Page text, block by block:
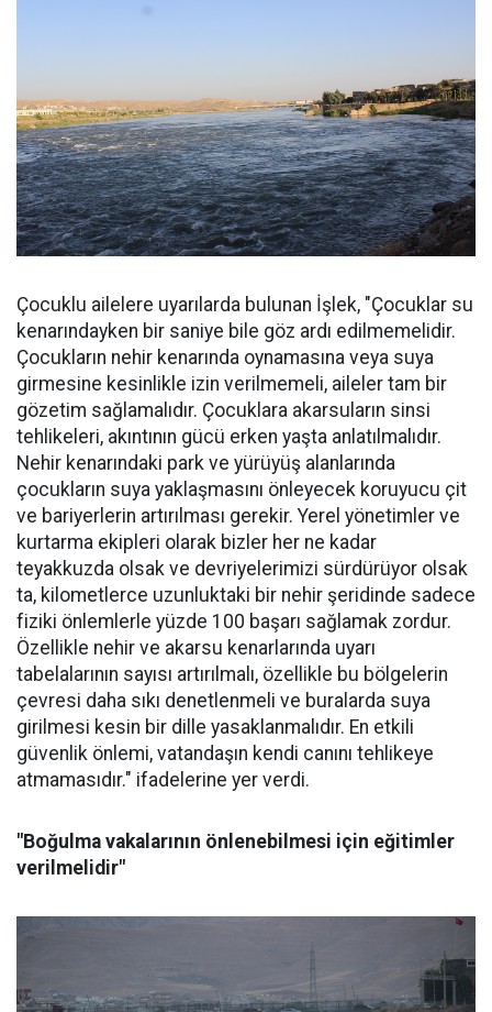
Çocuklu ailelere uyarılarda bulunan İşlek, "Çocuklar su
kenarındayken bir saniye bile göz ardı edilmemelidir.
Çocukların nehir kenarında oynamasına veya suya
girmesine kesinlikle izin verilmemeli, aileler tam bir
gözetim sağlamalıdır. Çocuklara akarsuların sinsi
tehlikeleri, akıntının gücü erken yaşta anlatılmalıdır.
Nehir kenarındaki park ve yürüyüş alanlarında
çocukların suya yaklaşmasını önleyecek koruyucu çit
ve bariyerlerin artırılması gerekir. Yerel yönetimler ve
kurtarma ekipleri olarak bizler her ne kadar
teyakkuzda olsak ve devriyelerimizi sürdürüyor olsak
ta, kilometlerce uzunluktaki bir nehir şeridinde sadece
fiziki önlemlerle yüzde 100 başarı sağlamak zordur.
Özellikle nehir ve akarsu kenarlarında uyarı
tabelalarının sayısı artırılmalı, özellikle bu bölgelerin
çevresi daha sıkı denetlenmeli ve buralarda suya
girilmesi kesin bir dille yasaklanmalıdır. En etkili
güvenlik önlemi, vatandaşın kendi canını tehlikeye
atmamasıdır." ifadelerine yer verdi.
"Boğulma vakalarının önlenebilmesi için eğitimler
verilmelidir"